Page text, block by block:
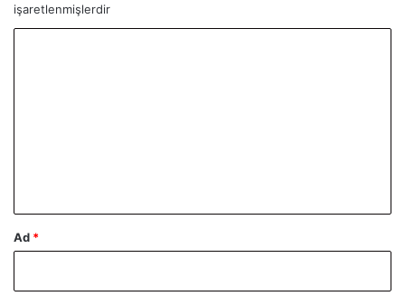
işaretlenmişlerdir
Ad *